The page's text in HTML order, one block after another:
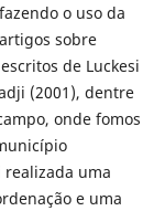
o uso da
sobre
de Luckesi
(2001), dentre
onde fomos
uma
e uma